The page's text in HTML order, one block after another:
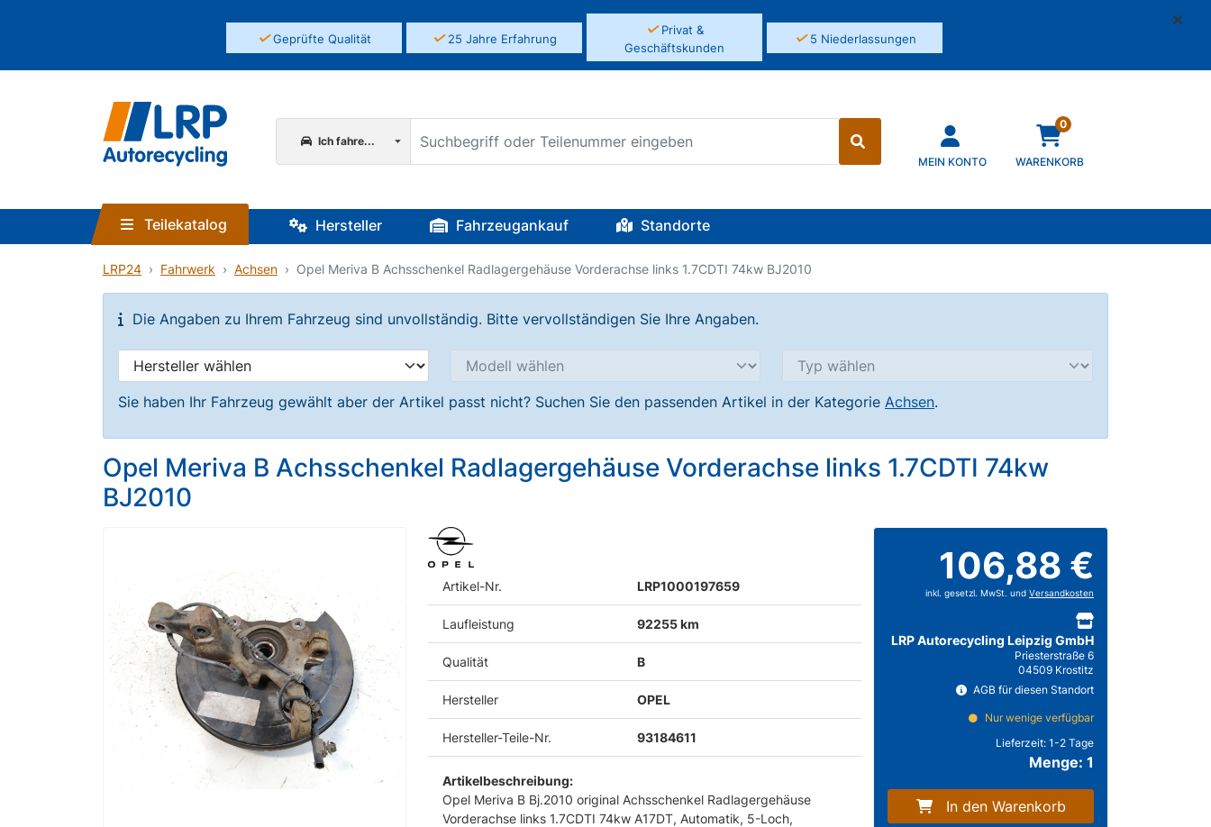
✓Geprüfte Qualität ✓25 Jahre Erfahrung
✓Privat &
Geschäftskunden
✓5 Niederlassungen
Ich fahre...
MEIN KONTO
0
WARENKORB
Teilekatalog Hersteller Fahrzeugankauf Standorte
LRP24 Fahrwerk Achsen Opel Meriva B Achsschenkel Radlagergehäuse Vorderachse links 1.7CDTI 74kw BJ2010
Die Angaben zu Ihrem Fahrzeug sind unvollständig. Bitte vervollständigen Sie Ihre Angaben.
Sie haben Ihr Fahrzeug gewählt aber der Artikel passt nicht? Suchen Sie den passenden Artikel in der Kategorie Achsen.
Opel Meriva B Achsschenkel Radlagergehäuse Vorderachse links 1.7CDTI 74kw
BJ2010
Artikel-Nr. LRP1000197659
Laufleistung 92255 km
Qualität B
Hersteller OPEL
Hersteller-Teile-Nr. 93184611
Artikelbeschreibung:
Opel Meriva B Bj.2010 original Achsschenkel Radlagergehäuse
Vorderachse links 1.7CDTI 74kw A17DT, Automatik, 5-Loch,
106,88 €
inkl. gesetzl. MwSt. und Versandkosten
LRP Autorecycling Leipzig GmbH
Priesterstraße 6
04509 Krostitz
AGB für diesen Standort
Nur wenige verfügbar
Lieferzeit: 1-2 Tage
Menge: 1
In den Warenkorb